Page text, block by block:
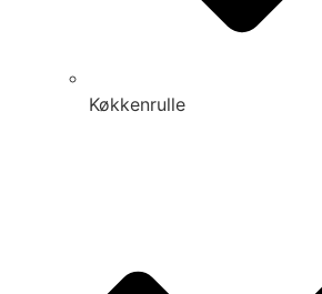
Køkkenrulle